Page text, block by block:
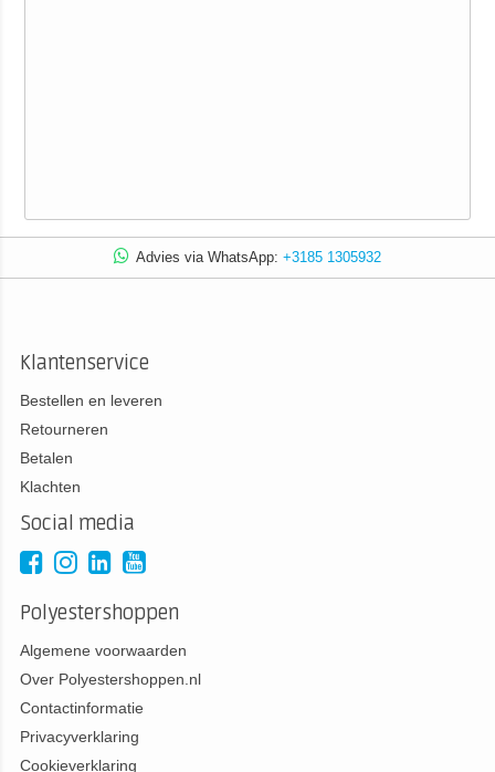
Advies via WhatsApp: +3185 1305932
Klantenservice
Bestellen en leveren
Retourneren
Betalen
Klachten
Social media
Polyestershoppen
Algemene voorwaarden
Over Polyestershoppen.nl
Contactinformatie
Privacyverklaring
Cookieverklaring